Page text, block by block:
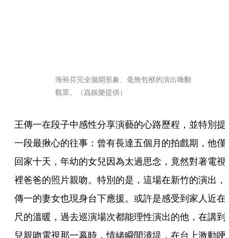
海裕芬完全拋開形象、毫無包袱的演出嗨翻
觀眾。（嚞娛樂提供）
王傳一在段子中感性分享演藝的心路歷程，並特別提
一段最揪心的往事：曾有長達五個月的拍戲期，他僅
回家十天，年幼的女兒因為太過思念，竟然對著電視
裡爸爸的照片親吻。特別的是，這場在新竹的演出，
傳一的妻女也現身台下應援。或許是感受到家人近在
尺的溫暖，過去巡演場次都能理性演出的他，在講到
兒親吻電視那一幕時，情緒瞬間潰堤，在台上激動哽